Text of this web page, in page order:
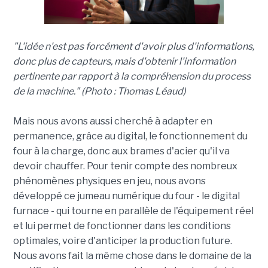
"L'idée n'est pas forcément d'avoir plus d'informations,
donc plus de capteurs, mais d'obtenir l'information
pertinente par rapport à la compréhension du process
de la machine." (Photo : Thomas Léaud)
Mais nous avons aussi cherché à adapter en
permanence, grâce au digital, le fonctionnement du
four à la charge, donc aux brames d'acier qu'il va
devoir chauffer. Pour tenir compte des nombreux
phénomènes physiques en jeu, nous avons
développé ce jumeau numérique du four - le digital
furnace - qui tourne en parallèle de l'équipement réel
et lui permet de fonctionner dans les conditions
optimales, voire d'anticiper la production future.
Nous avons fait la même chose dans le domaine de la